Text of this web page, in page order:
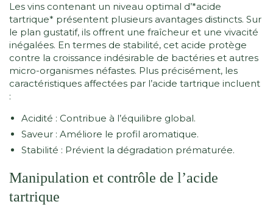
Les vins contenant un niveau optimal d’*acide
tartrique* présentent plusieurs avantages distincts. Sur
le plan gustatif, ils offrent une fraîcheur et une vivacité
inégalées. En termes de stabilité, cet acide protège
contre la croissance indésirable de bactéries et autres
micro-organismes néfastes. Plus précisément, les
caractéristiques affectées par l’acide tartrique incluent
:
Acidité : Contribue à l’équilibre global.
Saveur : Améliore le profil aromatique.
Stabilité : Prévient la dégradation prématurée.
Manipulation et contrôle de l’acide
tartrique